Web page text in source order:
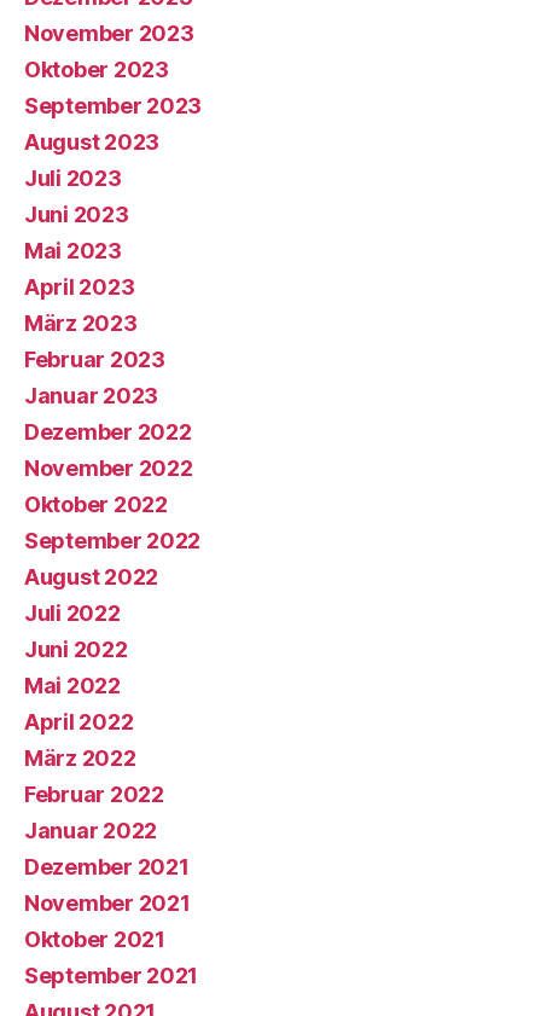
November 2023
Oktober 2023
September 2023
August 2023
Juli 2023
Juni 2023
Mai 2023
April 2023
März 2023
Februar 2023
Januar 2023
Dezember 2022
November 2022
Oktober 2022
September 2022
August 2022
Juli 2022
Juni 2022
Mai 2022
April 2022
März 2022
Februar 2022
Januar 2022
Dezember 2021
November 2021
Oktober 2021
September 2021